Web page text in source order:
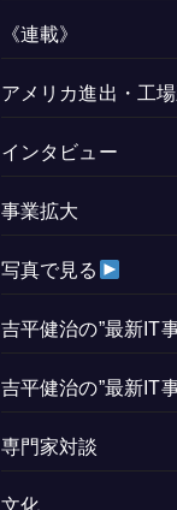
《連載》
アメリカ進出・工
インタビュー
事業拡大
写真で見る
吉平健治の”最新IT
吉平健治の”最新IT
専門家対談
文化